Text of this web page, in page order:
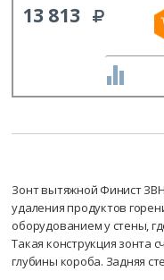
13 813
Зонт вытяжной Финист
удаления продуктов
оборудованием у стены,
Такая конструкция зонта
глубины короба. Задняя